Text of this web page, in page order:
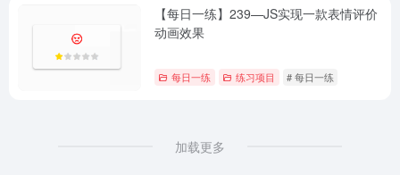
【每日一练】239—JS实现一款表情评价
动画效果
每日一练 练习项目 # 每日一练
加载更多